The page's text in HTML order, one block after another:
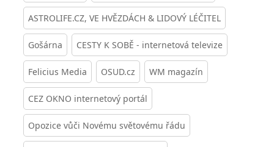
ASTROLIFE.CZ, VE HVĚZDÁCH & LIDOVÝ LÉČITEL
Gošárna CESTY K SOBĚ - internetová televize
Felicius Media OSUD.cz WM magazín
CEZ OKNO internetový portál
Opozice vůči Novému světovému řádu